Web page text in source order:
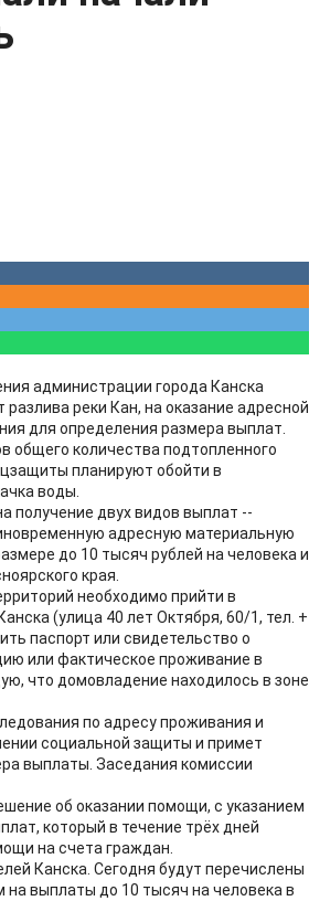
администрации города Канска
реки Кан, на оказание адресной
для определения размера выплат.
общего количества подтопленного
планируют обойти в
воды.
получение двух видов выплат --
адресную материальную
до 10 тысяч рублей на человека и
края.
необходимо прийти в
(улица 40 лет Октября, 60/1, тел. +
паспорт или свидетельство о
или фактическое проживание в
что домовладение находилось в зоне
по адресу проживания и
социальной защиты и примет
выплаты. Заседания комиссии
об оказании помощи, с указанием
который в течение трёх дней
на счета граждан.
Канска. Сегодня будут перечислены
выплаты до 10 тысяч на человека в